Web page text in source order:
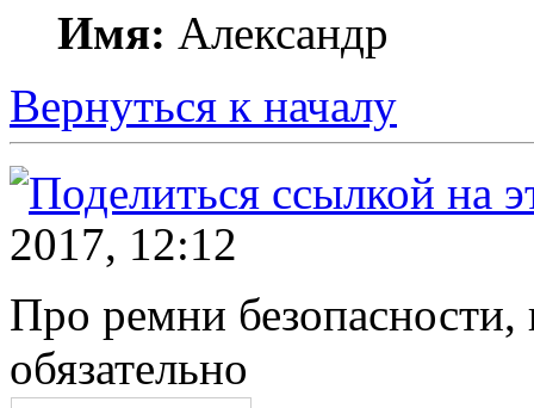
Имя: Александр
Вернуться к началу
2017, 12:12
Про ремни безопасности,
обязательно